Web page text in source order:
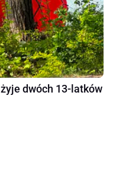
dwóch 13-latków